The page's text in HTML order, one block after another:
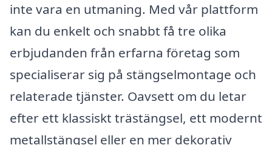
inte vara en utmaning. Med vår plattform
kan du enkelt och snabbt få tre olika
erbjudanden från erfarna företag som
specialiserar sig på stängselmontage och
relaterade tjänster. Oavsett om du letar
efter ett klassiskt trästängsel, ett modernt
metallstängsel eller en mer dekorativ